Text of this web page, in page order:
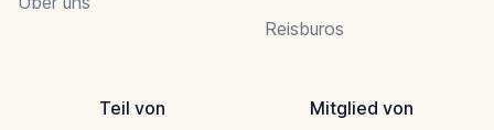
Reisburos
Teil von Mitglied von